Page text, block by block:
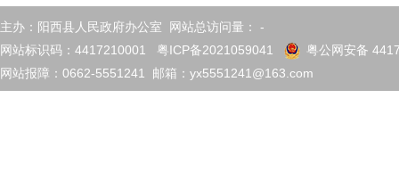
主办：阳西县人民政府办公室 网站总访问量： -
网站标识码：4417210001 粤ICP备2021059041
粤公网安备
网站报障：0662-5551241 邮箱：yx5551241@163.com